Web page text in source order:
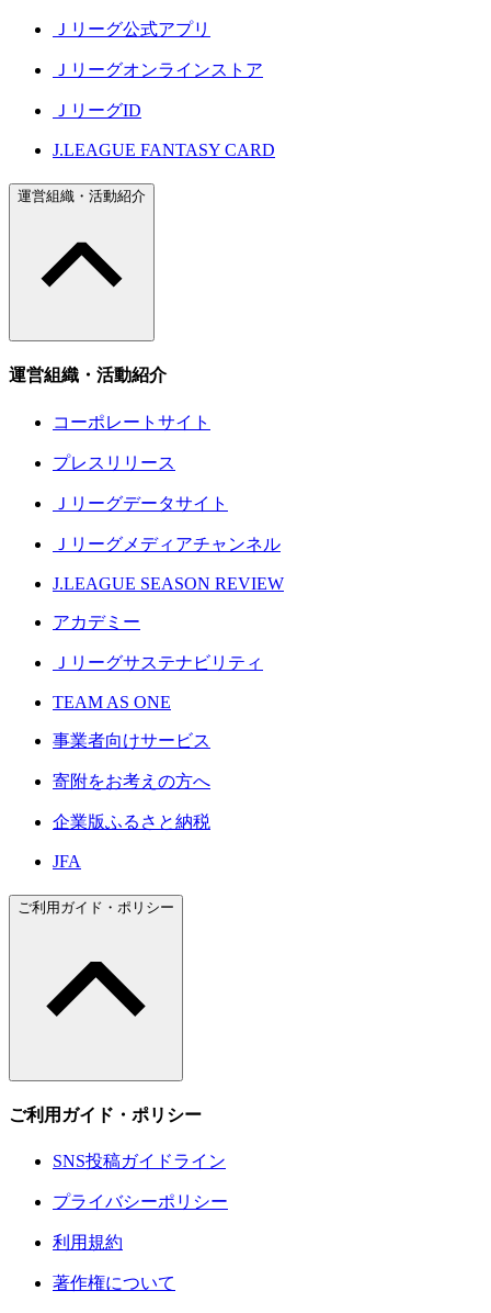
Ｊリーグ公式アプリ
Ｊリーグオンラインストア
ＪリーグID
J.LEAGUE FANTASY CARD
運営組織・活動紹介
運営組織・活動紹介
コーポレートサイト
プレスリリース
Ｊリーグデータサイト
Ｊリーグメディアチャンネル
J.LEAGUE SEASON REVIEW
アカデミー
Ｊリーグサステナビリティ
TEAM AS ONE
事業者向けサービス
寄附をお考えの方へ
企業版ふるさと納税
JFA
ご利用ガイド・ポリシー
ご利用ガイド・ポリシー
SNS投稿ガイドライン
プライバシーポリシー
利用規約
著作権について